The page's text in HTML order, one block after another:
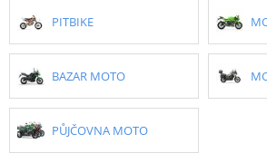
PITBIKE
BAZAR MOTO
PŮJČOVNA MOTO